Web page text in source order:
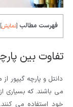
فهرست مطالب [نمایش]
تفاوت بین
دانتل و پارچه
می باشند. که بسیاری
خود استفاده می